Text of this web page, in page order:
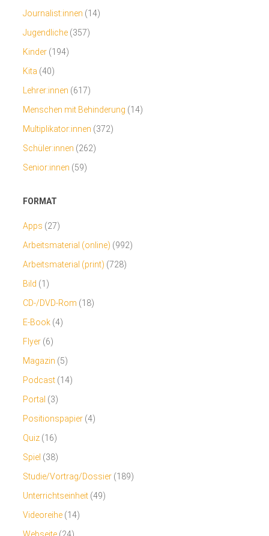
Journalist:innen (14)
Jugendliche (357)
Kinder (194)
Kita (40)
Lehrer:innen (617)
Menschen mit Behinderung (14)
Multiplikator:innen (372)
Schüler:innen (262)
Senior:innen (59)
FORMAT
Apps (27)
Arbeitsmaterial (online) (992)
Arbeitsmaterial (print) (728)
Bild (1)
CD-/DVD-Rom (18)
E-Book (4)
Flyer (6)
Magazin (5)
Podcast (14)
Portal (3)
Positionspapier (4)
Quiz (16)
Spiel (38)
Studie/Vortrag/Dossier (189)
Unterrichtseinheit (49)
Videoreihe (14)